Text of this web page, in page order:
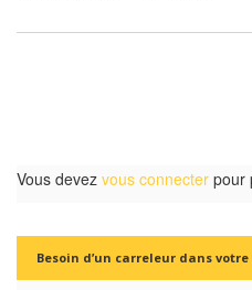
Vous devez vous connecter pour
Besoin d’un carreleur dans votre